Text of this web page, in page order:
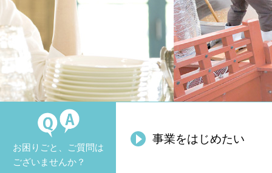
お困りごと、ご質問は
ございませんか？
事業をはじめたい